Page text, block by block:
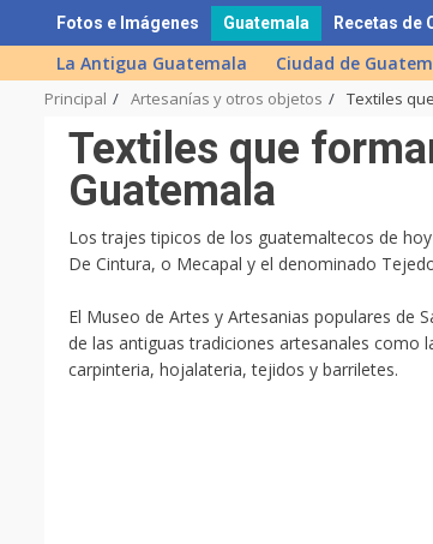
to
content
Fotos e Imágenes Guatemala Recetas de
La Antigua Guatemala Ciudad de
Principal Artesanías y otros objetos Textiles
Textiles que
Guatemala
Los trajes tipicos de los guatemaltecos de
De Cintura, o Mecapal y el denominado
El Museo de Artes y Artesanias populares de
de las antiguas tradiciones artesanales como
carpinteria, hojalateria, tejidos y barriletes.